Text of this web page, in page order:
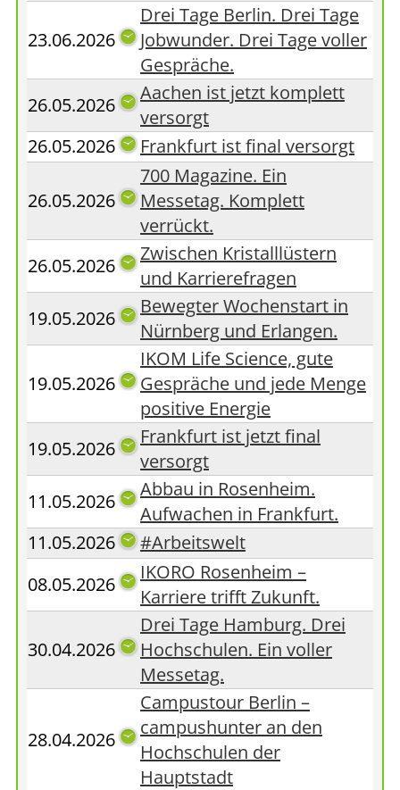
23.06.2026
Drei Tage Berlin. Drei Tage
Jobwunder. Drei Tage voller
Gespräche.
26.05.2026
Aachen ist jetzt komplett
versorgt
26.05.2026
Frankfurt ist final versorgt
26.05.2026
700 Magazine. Ein
Messetag. Komplett
verrückt.
26.05.2026
Zwischen Kristalllüstern
und Karrierefragen
19.05.2026
Bewegter Wochenstart in
Nürnberg und Erlangen.
19.05.2026
IKOM Life Science, gute
Gespräche und jede Menge
positive Energie
19.05.2026
Frankfurt ist jetzt final
versorgt
11.05.2026
Abbau in Rosenheim.
Aufwachen in Frankfurt.
11.05.2026
#Arbeitswelt
08.05.2026
IKORO Rosenheim –
Karriere trifft Zukunft.
30.04.2026
Drei Tage Hamburg. Drei
Hochschulen. Ein voller
Messetag.
28.04.2026
Campustour Berlin –
campushunter an den
Hochschulen der
Hauptstadt